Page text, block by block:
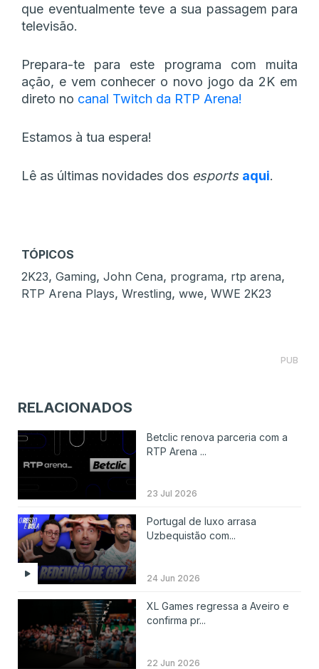
que eventualmente teve a sua passagem para
televisão.
Prepara-te para este programa com muita
ação, e vem conhecer o novo jogo da 2K em
direto no canal Twitch da RTP Arena!
Estamos à tua espera!
Lê as últimas novidades dos esports aqui.
TÓPICOS
2K23, Gaming, John Cena, programa, rtp arena,
RTP Arena Plays, Wrestling, wwe, WWE 2K23
PUB
RELACIONADOS
Betclic renova parceria com a
RTP Arena ...
23 Jul 2026
Portugal de luxo arrasa
Uzbequistão com...
24 Jun 2026
XL Games regressa a Aveiro e
confirma pr...
22 Jun 2026